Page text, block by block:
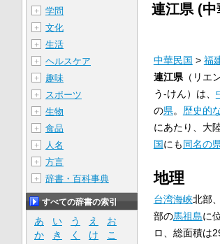
連江県 (中
中華民国 > 福
連江県（リエ
う-けん）は、
の県。 歴史的
にあたり、大
国にも同名の
地理
台湾海峡北部、
部の馬祖島に
ロ、総面積は
＋ 学問
＋ 文化
＋ 生活
＋ ヘルスケア
＋ 趣味
＋ スポーツ
＋ 生物
＋ 食品
＋ 人名
＋ 方言
＋ 辞書・百科事典
すべての辞書の索引
あ い う え
お
か
き く け
こ